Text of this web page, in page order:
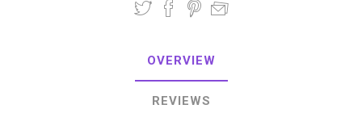
OVERVIEW
REVIEWS